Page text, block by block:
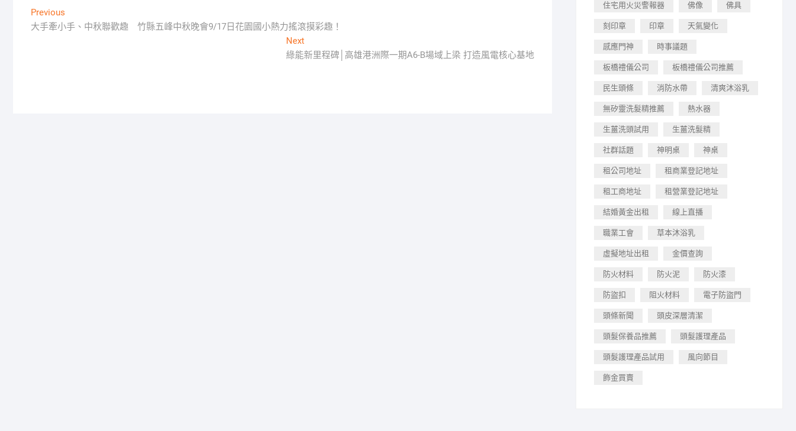
文
章
Previous
post:
大手牽小手、中秋聯歡趣 竹縣五峰中秋晚會9/17日花園國小熱力搖滾摸彩趣！
NextNext
post:
綠能新里程碑│高雄港洲際一期A6-B場域上梁 打造風電核心基地
住宅用火災警報器 佛像 佛具
刻印章 印章 天氣變化
感應門神 時事議題
板橋禮儀公司 板橋禮儀公司推薦
民生頭條 消防水帶 清爽沐浴乳
無矽靈洗髮精推薦 熱水器
生薑洗頭試用 生薑洗髮精
社群話題 神明桌 神桌
租公司地址 租商業登記地址
租工商地址 租營業登記地址
結婚黃金出租 線上直播
職業工會 草本沐浴乳
虛擬地址出租 金價查詢
防火材料 防火泥 防火漆
防盜扣 阻火材料 電子防盜門
頭條新聞 頭皮深層清潔
頭髮保養品推薦 頭髮護理產品
頭髮護理產品試用 風向節目
飾金買賣